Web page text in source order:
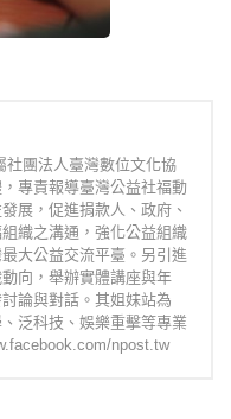
社團法人臺灣數位文化協
專責報導臺灣公益社福動
展，促進捐款人、政府、
織之溝通，強化公益組織
大公益交流平臺。另引進
向，舉辦實體講座與年
論與對話。其姐妹站為
泛科技、娛樂重擊等專業
npost.tw